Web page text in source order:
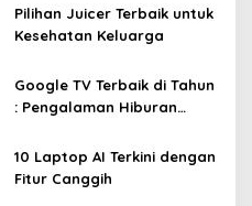
Pilihan Juicer Terbaik untuk
Kesehatan Keluarga
Google TV Terbaik di Tahun
: Pengalaman Hiburan
Luas!
10 Laptop AI Terkini dengan
Fitur Canggih